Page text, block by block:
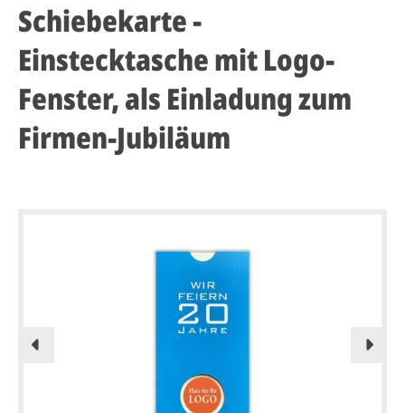
Schiebekarte -
Einstecktasche mit Logo-
Fenster, als Einladung zum
Firmen-Jubiläum